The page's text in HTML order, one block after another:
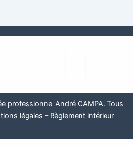
professionnel André CAMPA. Tous
légales – Règlement intérieur